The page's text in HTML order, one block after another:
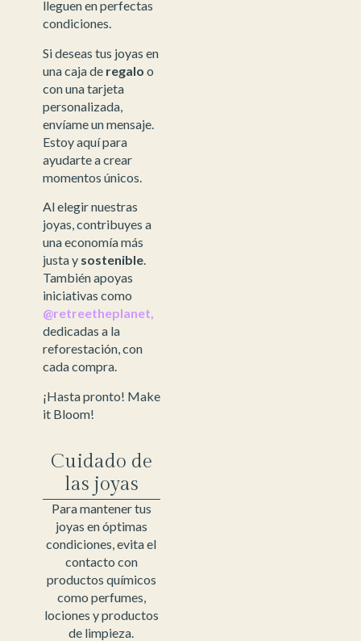
lleguen en perfectas
condiciones.
Si deseas tus joyas en
una caja de regalo o
con una tarjeta
personalizada,
envíame un mensaje.
Estoy aquí para
ayudarte a crear
momentos únicos.
Al elegir nuestras
joyas, contribuyes a
una economía más
justa y sostenible.
También apoyas
iniciativas como
@retreetheplanet,
dedicadas a la
reforestación, con
cada compra.
¡Hasta pronto! Make
it Bloom!
Cuidado de
las joyas
Para mantener tus
joyas en óptimas
condiciones, evita el
contacto con
productos químicos
como perfumes,
lociones y productos
de limpieza.